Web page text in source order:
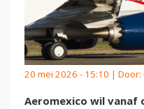
20 mei 2026 - 15:10 | Door:
Aeromexico wil